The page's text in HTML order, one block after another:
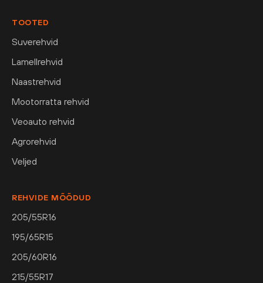
TOOTED
Suverehvid
Lamellrehvid
Naastrehvid
Mootorratta rehvid
Veoauto rehvid
Agrorehvid
Veljed
REHVIDE MÕÕDUD
205/55R16
195/65R15
205/60R16
215/55R17